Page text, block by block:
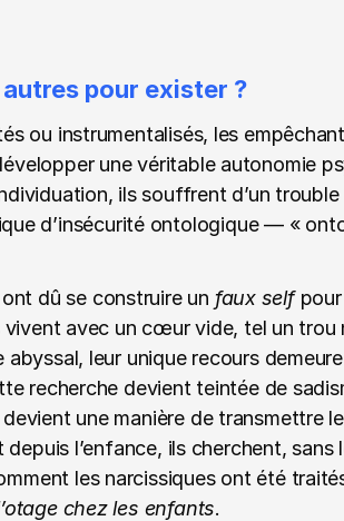
pour exister ?
ou instrumentalisés, les
une véritable autonomie
ils souffrent d’un
d’insécurité ontologique — «
dû se construire un faux self pour
vivent avec un cœur vide, tel un trou
leur unique recours
recherche devient teintée de
une manière de transmettre
l’enfance, ils cherchent, sans
les narcissiques ont été
chez les enfants.